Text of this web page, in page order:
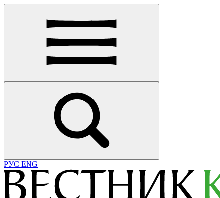
РУС ENG